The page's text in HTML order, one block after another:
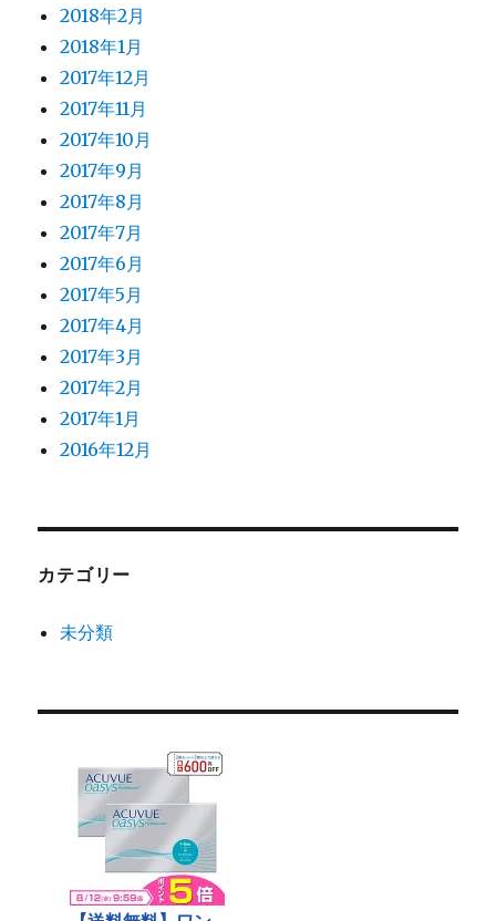
2018年2月
2018年1月
2017年12月
2017年11月
2017年10月
2017年9月
2017年8月
2017年7月
2017年6月
2017年5月
2017年4月
2017年3月
2017年2月
2017年1月
2016年12月
カテゴリー
未分類